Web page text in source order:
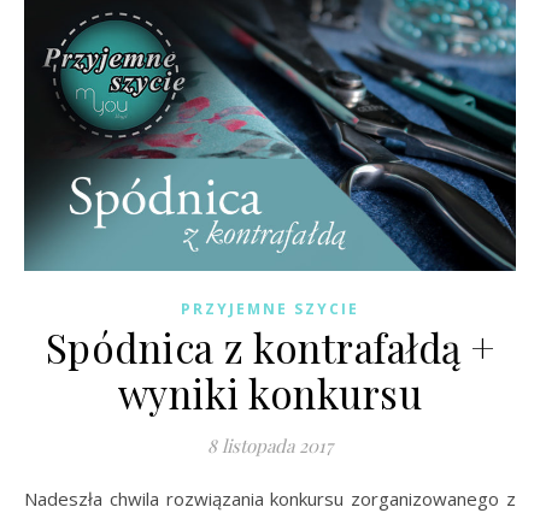
PRZYJEMNE SZYCIE
Spódnica z kontrafałdą +
wyniki konkursu
8 listopada 2017
Nadeszła chwila rozwiązania konkursu zorganizowanego z